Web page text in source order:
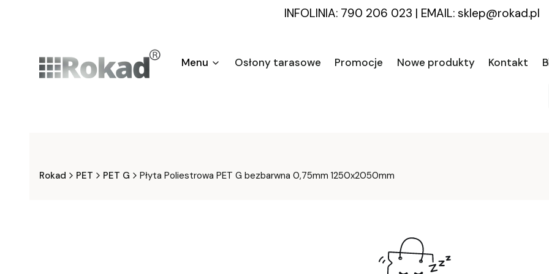
INFOLINIA: 790 206 023 | EMAIL: sklep@rokad.pl
Menu Osłony tarasowe Promocje Nowe produkty Kontakt
Rokad PET PET G Płyta Poliestrowa PET G bezbarwna 0,75mm 1250x2050mm